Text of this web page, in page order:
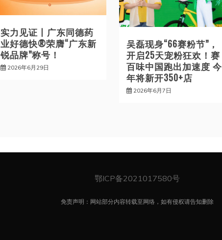
实力见证丨广东同德药
业好德快®荣膺“广东新
锐品牌”称号！
2026年6月29日
吴磊现身“66赛粉节”，
开启25天宠粉狂欢！赛
百味中国跑出加速度 今
年将新开350+店
2026年6月7日
鄂ICP备2021017580号
免责声明：网站部分内容转载至网络，如有侵权请告知删除